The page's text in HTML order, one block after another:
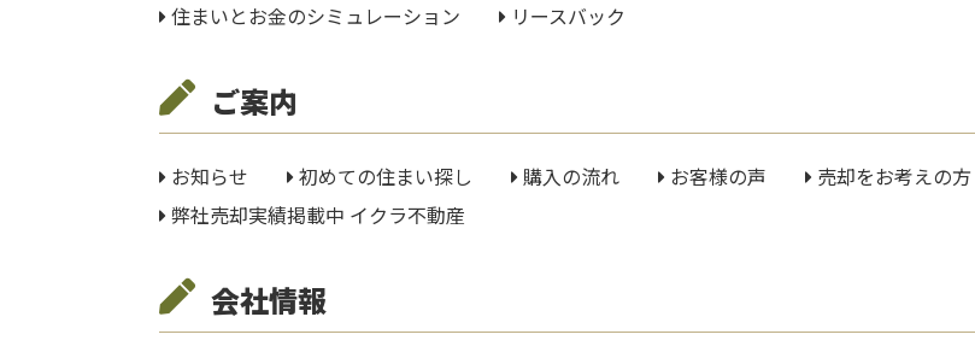
住まいとお金のシミュレーション リースバック
ご案内
お知らせ 初めての住まい探し 購入の流れ お客様の声
売却をお考えの方
弊社売却実績掲載中 イクラ不動産
会社情報